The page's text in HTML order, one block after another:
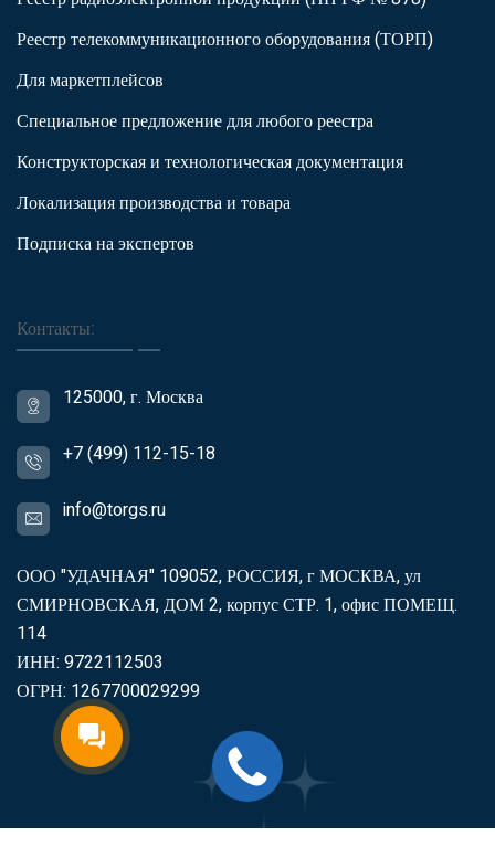
Реестр телекоммуникационного оборудования (ТОРП)
Для маркетплейсов
Специальное предложение для любого реестра
Конструкторская и технологическая документация
Локализация производства и товара
Подписка на экспертов
Контакты:
125000, г. Москва
+7 (499) 112-15-18
info@torgs.ru
ООО "УДАЧНАЯ" 109052, РОССИЯ, г МОСКВА, ул
СМИРНОВСКАЯ, ДОМ 2, корпус СТР. 1, офис ПОМЕЩ.
114
ИНН: 9722112503
ОГРН: 1267700029299